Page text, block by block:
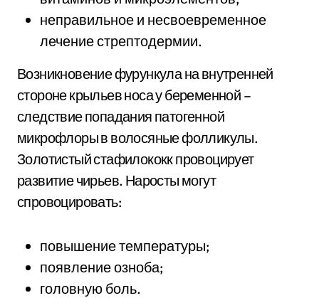
неправильное и несвоевременное
лечение стрептодермии.
Возникновение фурункула на внутренней
стороне крыльев носа у беременной –
следствие попадания патогенной
микрофлоры в волосяные фолликулы.
Золотистый стафилококк провоцирует
развитие чирьев. Наросты могут
спровоцировать:
повышение температуры;
появление озноба;
головную боль.